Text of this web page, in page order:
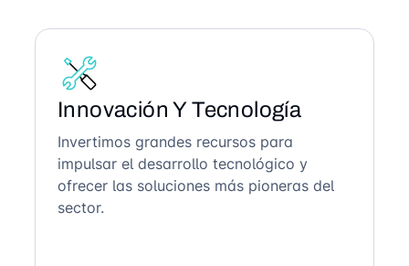
Innovación Y Tecnología
Invertimos grandes recursos para
impulsar el desarrollo tecnológico y
ofrecer las soluciones más pioneras del
sector.